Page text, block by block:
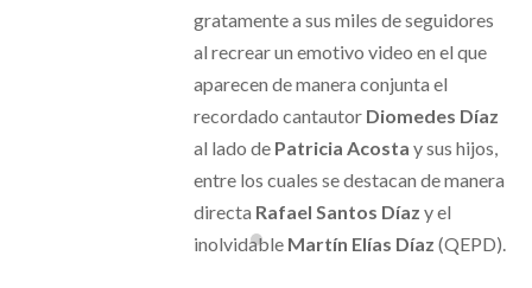
gratamente a sus miles de seguidores
al recrear un emotivo video en el que
aparecen de manera conjunta el
recordado cantautor Diomedes Díaz
al lado de Patricia Acosta y sus hijos,
entre los cuales se destacan de manera
directa Rafael Santos Díaz y el
inolvidable Martín Elías Díaz (QEPD).